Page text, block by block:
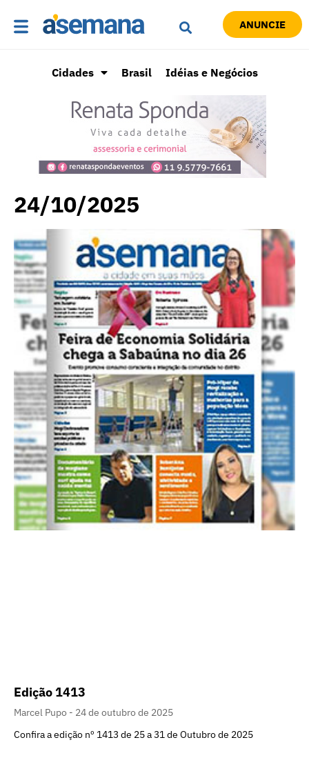
ANUNCIE
Cidades Brasil Idéias e Negócios
24/10/2025
Edição 1413
Marcel Pupo
24 de outubro de 2025
Confira a edição nº 1413 de 25 a 31 de Outubro de 2025